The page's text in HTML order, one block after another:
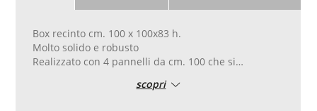
Box recinto cm. 100 x 100x83 h.
Molto solido e robusto
Realizzato con 4 pannelli da cm. 100 che si
scopri